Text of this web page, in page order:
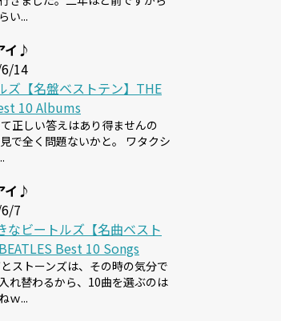
い...
イ♪
14
ズ【名盤ベストテン】THE
10 Albums
正しい答えはあり得ませんの
で全く問題ないかと。 ワタクシ
イ♪
7
なビートルズ【名曲ベスト
Best 10 Songs
ストーンズは、その時の気分で
れ替わるから、10曲を選ぶのは
ｗ...